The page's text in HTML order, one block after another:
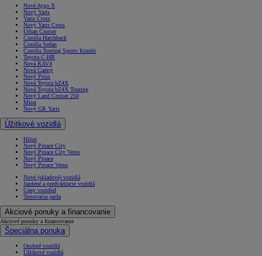
Nové Aygo X
Nový Yaris
Yaris Cross
Nový Yaris Cross
Urban Cruiser
Corolla Hatchback
Corolla Sedan
Corolla Touring Sports Kombi
Toyota C-HR
Nová RAV4
Nová Camry
Nový Prius
Nová Toyota bZ4X
Nová Toyota bZ4X Touring
Nový Land Cruiser 250
Mirai
Nový GR Yaris
Úžitkové vozidlá
Hilux
Nový Proace City
Nový Proace City Verso
Nový Proace
Nový Proace Verso
Nové (skladové) vozidlá
Jazdené a predvádzacie vozidlá
Ceny vozidiel
Testovacia jazda
Akciové ponuky a financovanie
Akciové ponuky a financovanie
Špeciálna ponuka
Osobné vozidlá
Úžitkové vozidlá